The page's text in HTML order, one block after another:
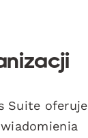
Suite oferuje